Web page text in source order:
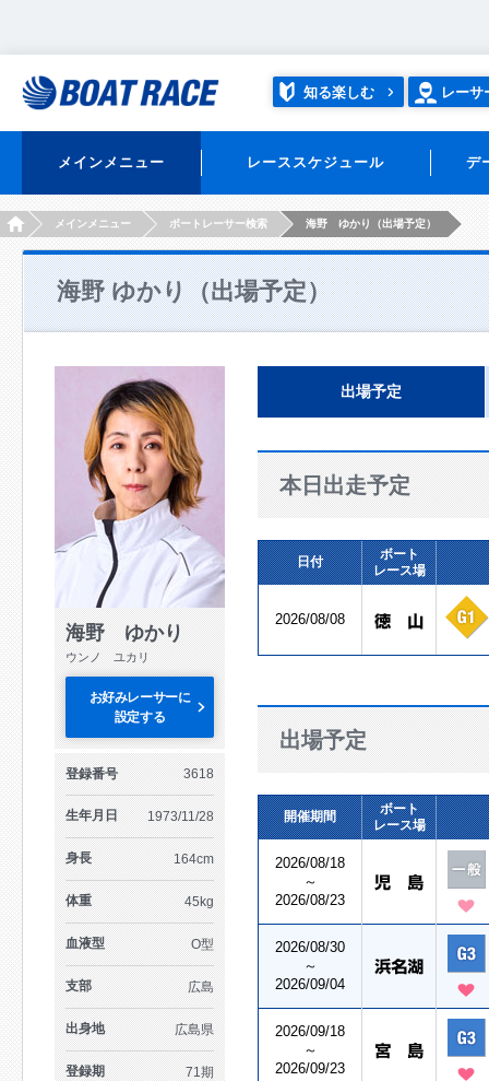
知る楽しむ レーサ
メインメニュー レーススケジュール デ
HOMEメインメニュー ボートレーサー検索 海野 ゆかり（出場予定）
海野 ゆかり（出場予定）
海野 ゆかり
ウンノ ユカリ
お好みレーサーに
設定する
登録番号 3618
生年月日 1973/11/28
身長 164cm
体重 45kg
血液型 O型
支部 広島
出身地 広島県
登録期 71期
出場予定
本日出走予定
日付
ボート
レース場
2026/08/08
出場予定
開催期間
ボート
レース場
2026/08/18
～
2026/08/23
2026/08/30
～
2026/09/04
2026/09/18
～
2026/09/23